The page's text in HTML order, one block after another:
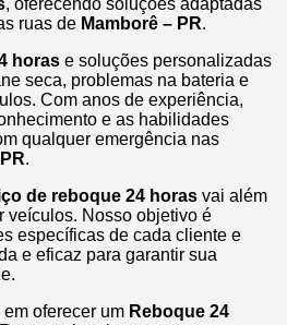
, oferecendo soluções adaptadas
ruas de Mamborê – PR.
horas e soluções personalizadas
seca, problemas na bateria e
Com anos de experiência,
e as habilidades
qualquer emergência nas
.
de reboque 24 horas vai além
veículos. Nosso objetivo é
específicas de cada cliente e
e eficaz para garantir sua
oferecer um Reboque 24